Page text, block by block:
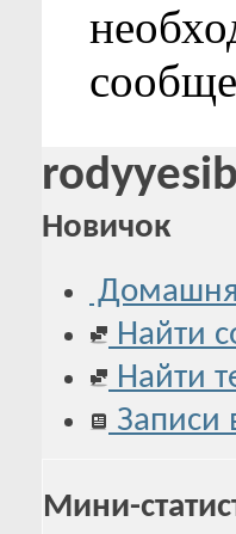
Новичок
Найти
Найти
Записи
Мини-